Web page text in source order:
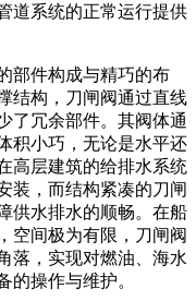
道系统的正常运行提供
部件构成与精巧的布
结构，刀闸阀通过直线
了冗余部件。其阀体通
积小巧，无论是水平还
高层建筑的给排水系统
装，而结构紧凑的刀闸
供水排水的顺畅。在船
空间极为有限，刀闸阀
落，实现对燃油、海水
的操作与维护。